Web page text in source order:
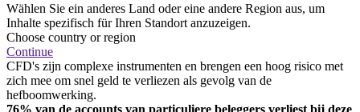
Wählen Sie ein anderes Land oder eine andere Region aus, um
Inhalte spezifisch für Ihren Standort anzuzeigen.
Choose country or region
Continue
CFD's zijn complexe instrumenten en brengen een hoog risico met
zich mee om snel geld te verliezen als gevolg van de
hefboomwerking.
76% van de accounts van particuliere beleggers verliest bij deze